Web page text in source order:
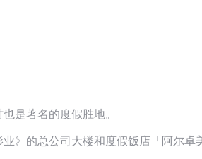
是著名的度假胜地。
》的总公司大楼和度假饭店「阿尔卓